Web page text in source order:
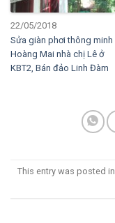
22/05/2018
Sửa giàn phơi thông minh
Hoàng Mai nhà chị Lê ở
KBT2, Bán đảo Linh Đàm
This entry was posted in